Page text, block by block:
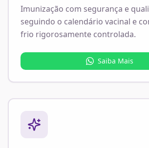
Imunização com segurança e
seguindo o calendário vacinal e
frio rigorosamente controlada.
Saiba Mais